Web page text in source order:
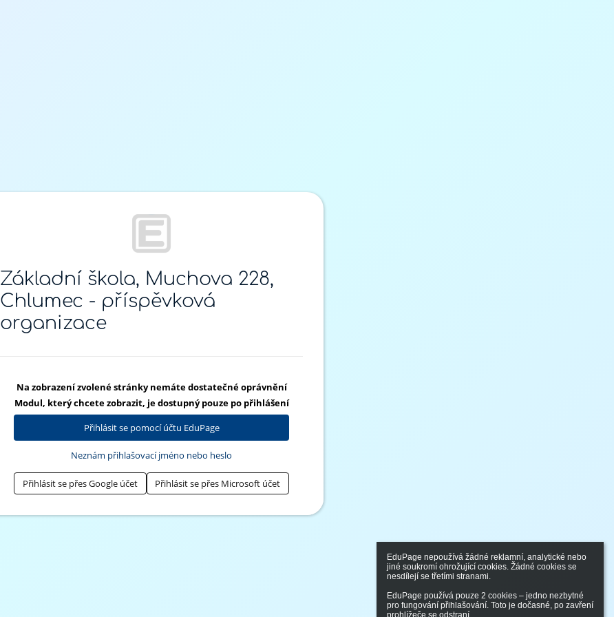
EduPage nepoužívá žádné reklamní, analytické nebo
jiné soukromí ohrožující cookies. Žádné cookies se
nesdílejí se třetími stranami.
EduPage používá pouze 2 cookies – jedno nezbytné
pro fungování přihlašování. Toto je dočasné, po zavření
prohlížeče se odstraní.
Základní škola, Muchova 228,
Chlumec - příspěvková
organizace
Na zobrazení zvolené stránky nemáte dostatečné oprávnění
Modul, který chcete zobrazit, je dostupný pouze po přihlášení
Přihlásit se pomocí účtu EduPage
Neznám přihlašovací jméno nebo heslo
Přihlásit se přes Google účet Přihlásit se přes Microsoft účet